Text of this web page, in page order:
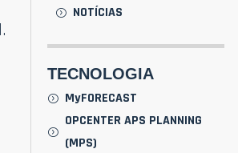
NOTÍCIAS
TECNOLOGIA
MyFORECAST
OPCENTER APS PLANNING
(MPS)